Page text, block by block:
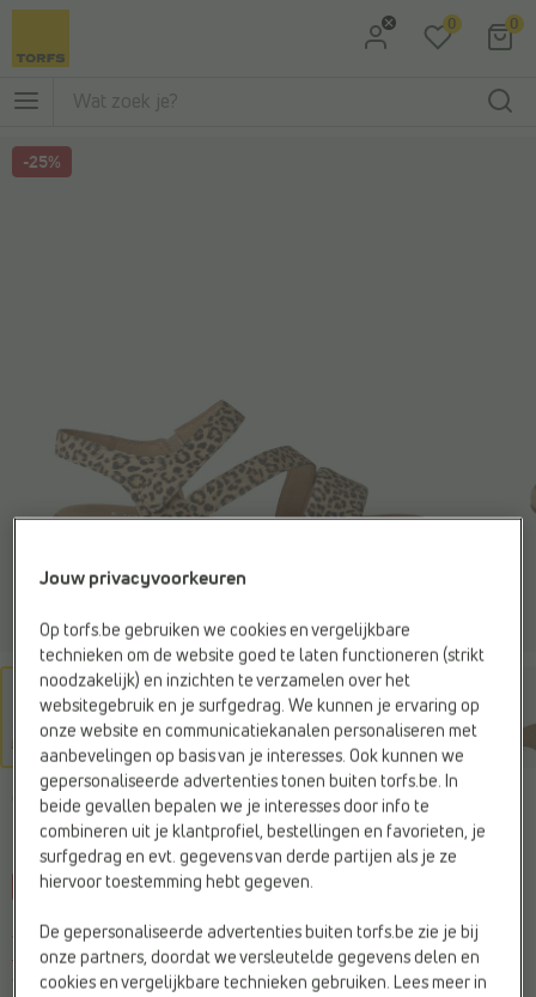
Ga naar Hoofdmenu
0 0
-25%
GABOR
Sandalen bruin
-25%
Je bespaart€ 25,-
€ 99,99 € 74,99
Vorige laagste prijs:€ 74,99
Jouw privacyvoorkeuren
Op torfs.be gebruiken we cookies en vergelijkbare
technieken om de website goed te laten functioneren (strikt
noodzakelijk) en inzichten te verzamelen over het
websitegebruik en je surfgedrag. We kunnen je ervaring op
onze website en communicatiekanalen personaliseren met
aanbevelingen op basis van je interesses. Ook kunnen we
gepersonaliseerde advertenties tonen buiten torfs.be. In
beide gevallen bepalen we je interesses door info te
combineren uit je klantprofiel, bestellingen en favorieten, je
surfgedrag en evt. gegevens van derde partijen als je ze
hiervoor toestemming hebt gegeven.
De gepersonaliseerde advertenties buiten torfs.be zie je bij
onze partners, doordat we versleutelde gegevens delen en
cookies en vergelijkbare technieken gebruiken. Lees meer in